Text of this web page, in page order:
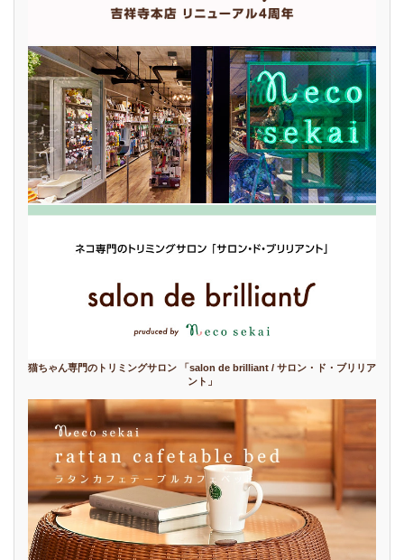
猫ちゃん専門のトリミングサロン 「salon de brilliant / サロン・ド・ブリリア
ント」